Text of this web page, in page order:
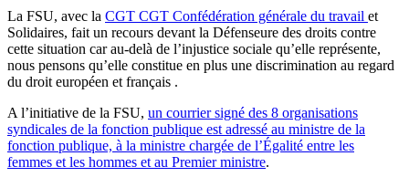
La FSU, avec la CGT CGT Confédération générale du travail et
Solidaires, fait un recours devant la Défenseure des droits contre
cette situation car au-delà de l’injustice sociale qu’elle représente,
nous pensons qu’elle constitue en plus une discrimination au regard
du droit européen et français .
A l’initiative de la FSU, un courrier signé des 8 organisations
syndicales de la fonction publique est adressé au ministre de la
fonction publique, à la ministre chargée de l’Égalité entre les
femmes et les hommes et au Premier ministre.